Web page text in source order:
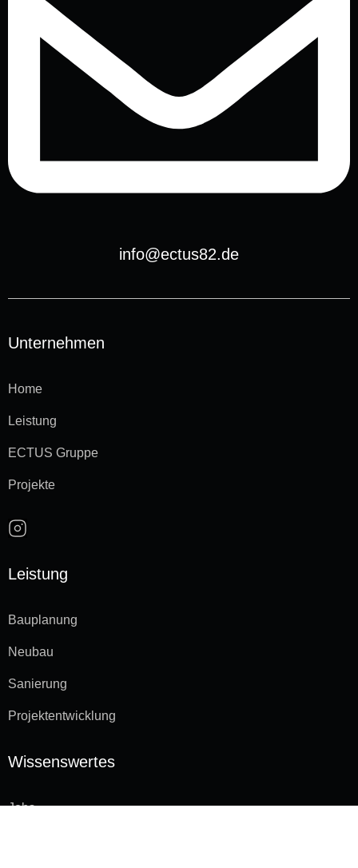
info@ectus82.de
Unternehmen
Home
Leistung
ECTUS Gruppe
Projekte
Leistung
Bauplanung
Neubau
Sanierung
Projektentwicklung
Wissenswertes
Jobs